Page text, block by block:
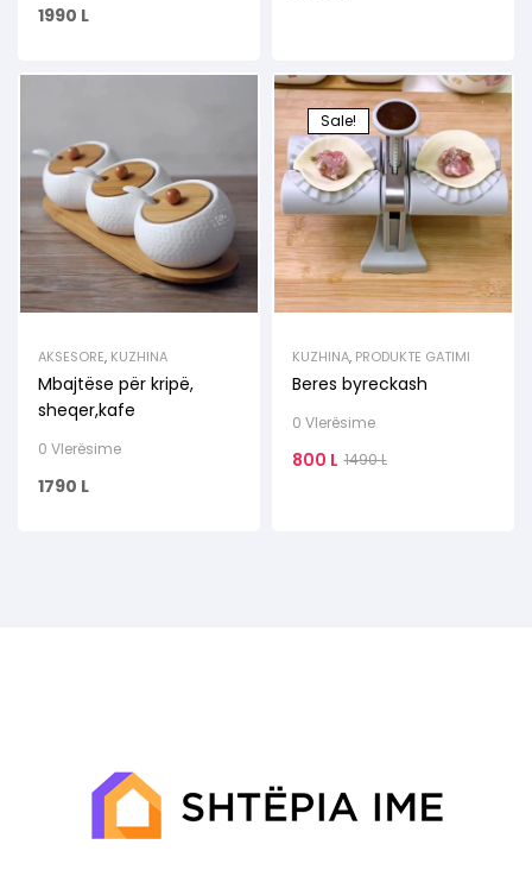
1990 L
AKSESORE, KUZHINA
Mbajtëse për kripë,
sheqer,kafe
0 Vlerësime
1790 L
Sale!
KUZHINA, PRODUKTE GATIMI
Beres byreckash
0 Vlerësime
1490L
800 L